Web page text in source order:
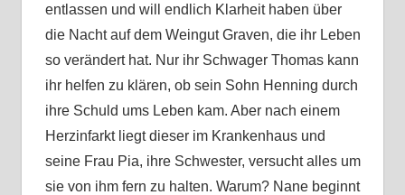
entlassen und will endlich Klarheit haben über
die Nacht auf dem Weingut Graven, die ihr Leben
so verändert hat. Nur ihr Schwager Thomas kann
ihr helfen zu klären, ob sein Sohn Henning durch
ihre Schuld ums Leben kam. Aber nach einem
Herzinfarkt liegt dieser im Krankenhaus und
seine Frau Pia, ihre Schwester, versucht alles um
sie von ihm fern zu halten. Warum? Nane beginnt